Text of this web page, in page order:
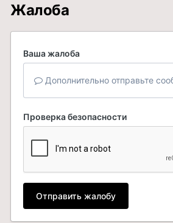
Жалоба
Ваша жалоба
Дополнительно отправьте
Проверка безопасности
Отправить жалобу